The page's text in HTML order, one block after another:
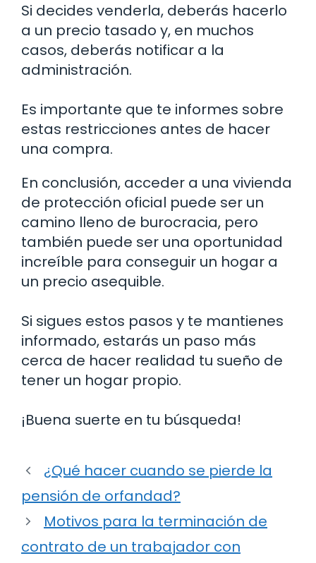
Si decides venderla, deberás hacerlo
a un precio tasado y, en muchos
casos, deberás notificar a la
administración.
Es importante que te informes sobre
estas restricciones antes de hacer
una compra.
En conclusión, acceder a una vivienda
de protección oficial puede ser un
camino lleno de burocracia, pero
también puede ser una oportunidad
increíble para conseguir un hogar a
un precio asequible.
Si sigues estos pasos y te mantienes
informado, estarás un paso más
cerca de hacer realidad tu sueño de
tener un hogar propio.
¡Buena suerte en tu búsqueda!
¿Qué hacer cuando se pierde la
pensión de orfandad?
Motivos para la terminación de
contrato de un trabajador con